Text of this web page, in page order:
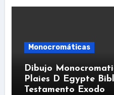
Monocromáticas
Dibujo
Plaies D Egypte
Testamento Exodo